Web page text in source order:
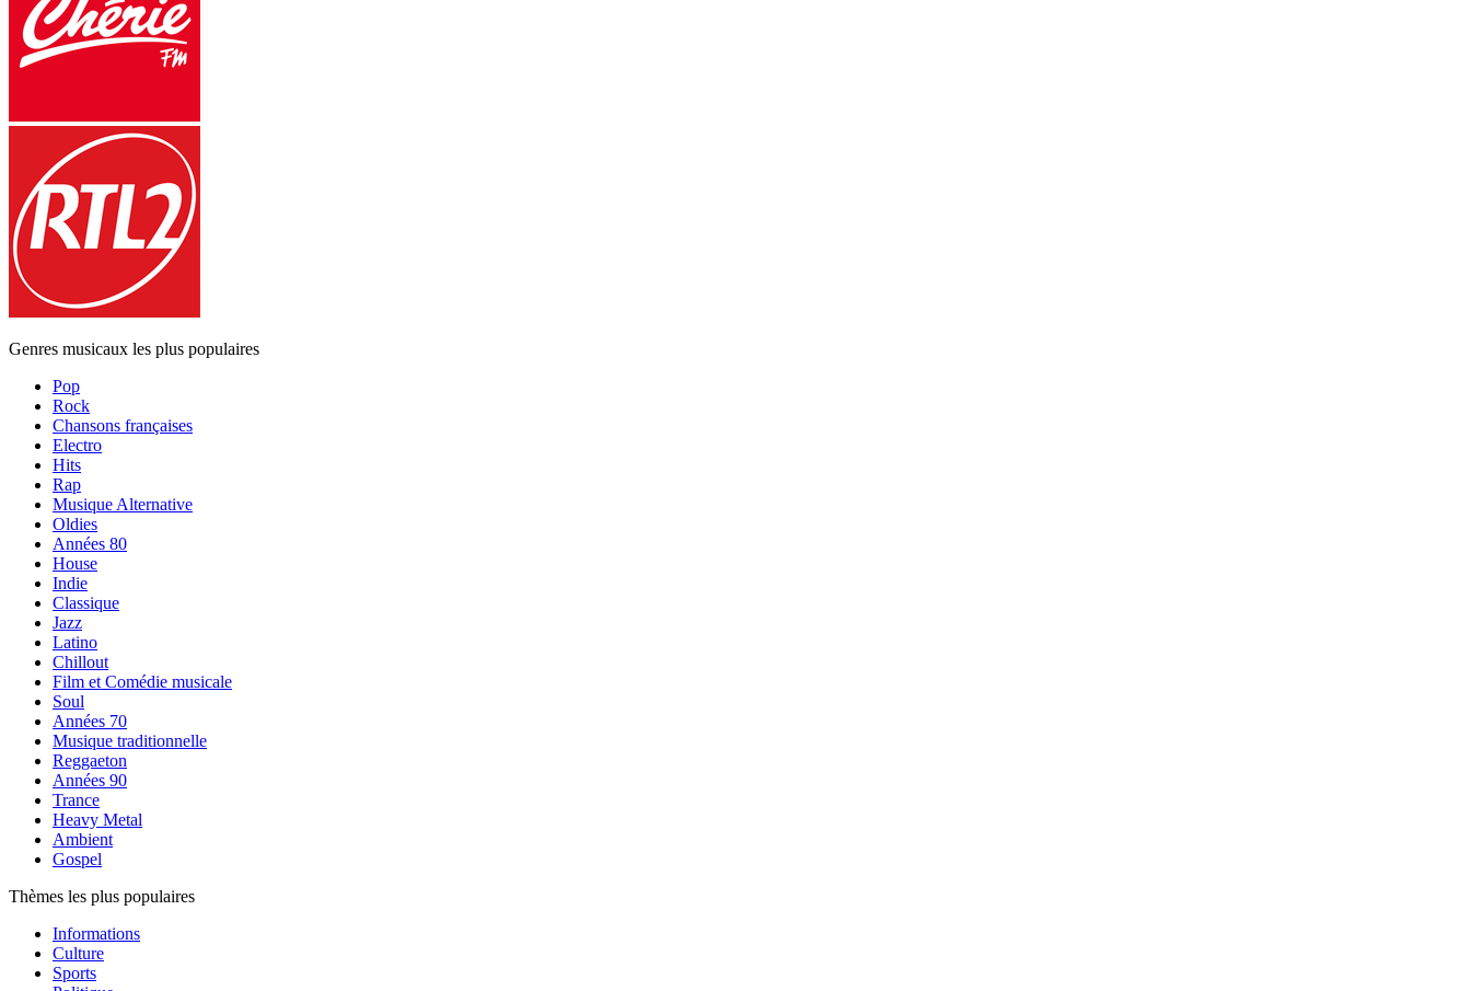
Genres musicaux les plus populaires
Pop
Rock
Chansons françaises
Electro
Hits
Rap
Musique Alternative
Oldies
Années 80
House
Indie
Classique
Jazz
Latino
Chillout
Film et Comédie musicale
Soul
Années 70
Musique traditionnelle
Reggaeton
Années 90
Trance
Heavy Metal
Ambient
Gospel
Thèmes les plus populaires
Informations
Culture
Sports